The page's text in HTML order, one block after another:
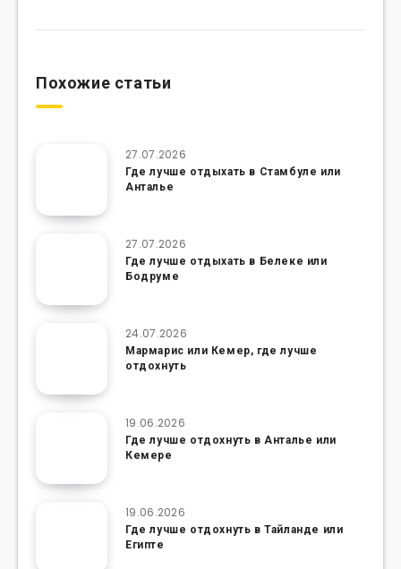
Похожие статьи
27.07.2026
Где лучше отдыхать в Стамбуле или
Анталье
27.07.2026
Где лучше отдыхать в Белеке или
Бодруме
24.07.2026
Мармарис или Кемер, где лучше
отдохнуть
19.06.2026
Где лучше отдохнуть в Анталье или
Кемере
19.06.2026
Где лучше отдохнуть в Тайланде или
Египте